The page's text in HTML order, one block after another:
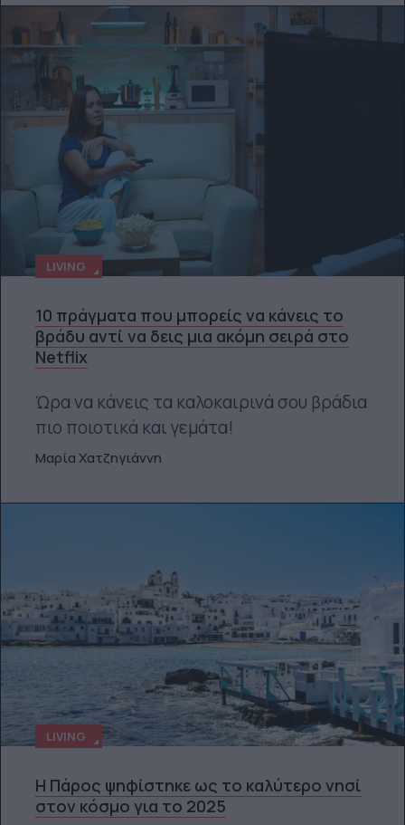
LIVING
10 πράγματα που μπορείς να κάνεις το
βράδυ αντί να δεις μια ακόμη σειρά στο
Netflix
Ώρα να κάνεις τα καλοκαιρινά σου βράδια
πιο ποιοτικά και γεμάτα!
Μαρία Χατζηγιάννη
LIVING
Η Πάρος ψηφίστηκε ως το καλύτερο νησί
στον κόσμο για το 2025